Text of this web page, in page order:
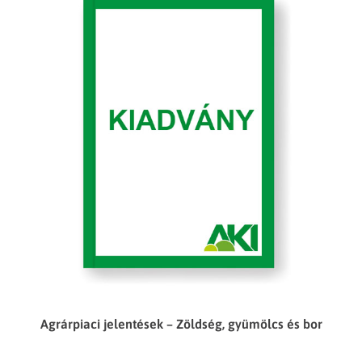
Agrárpiaci jelentések – Zöldség, gyümölcs és bor